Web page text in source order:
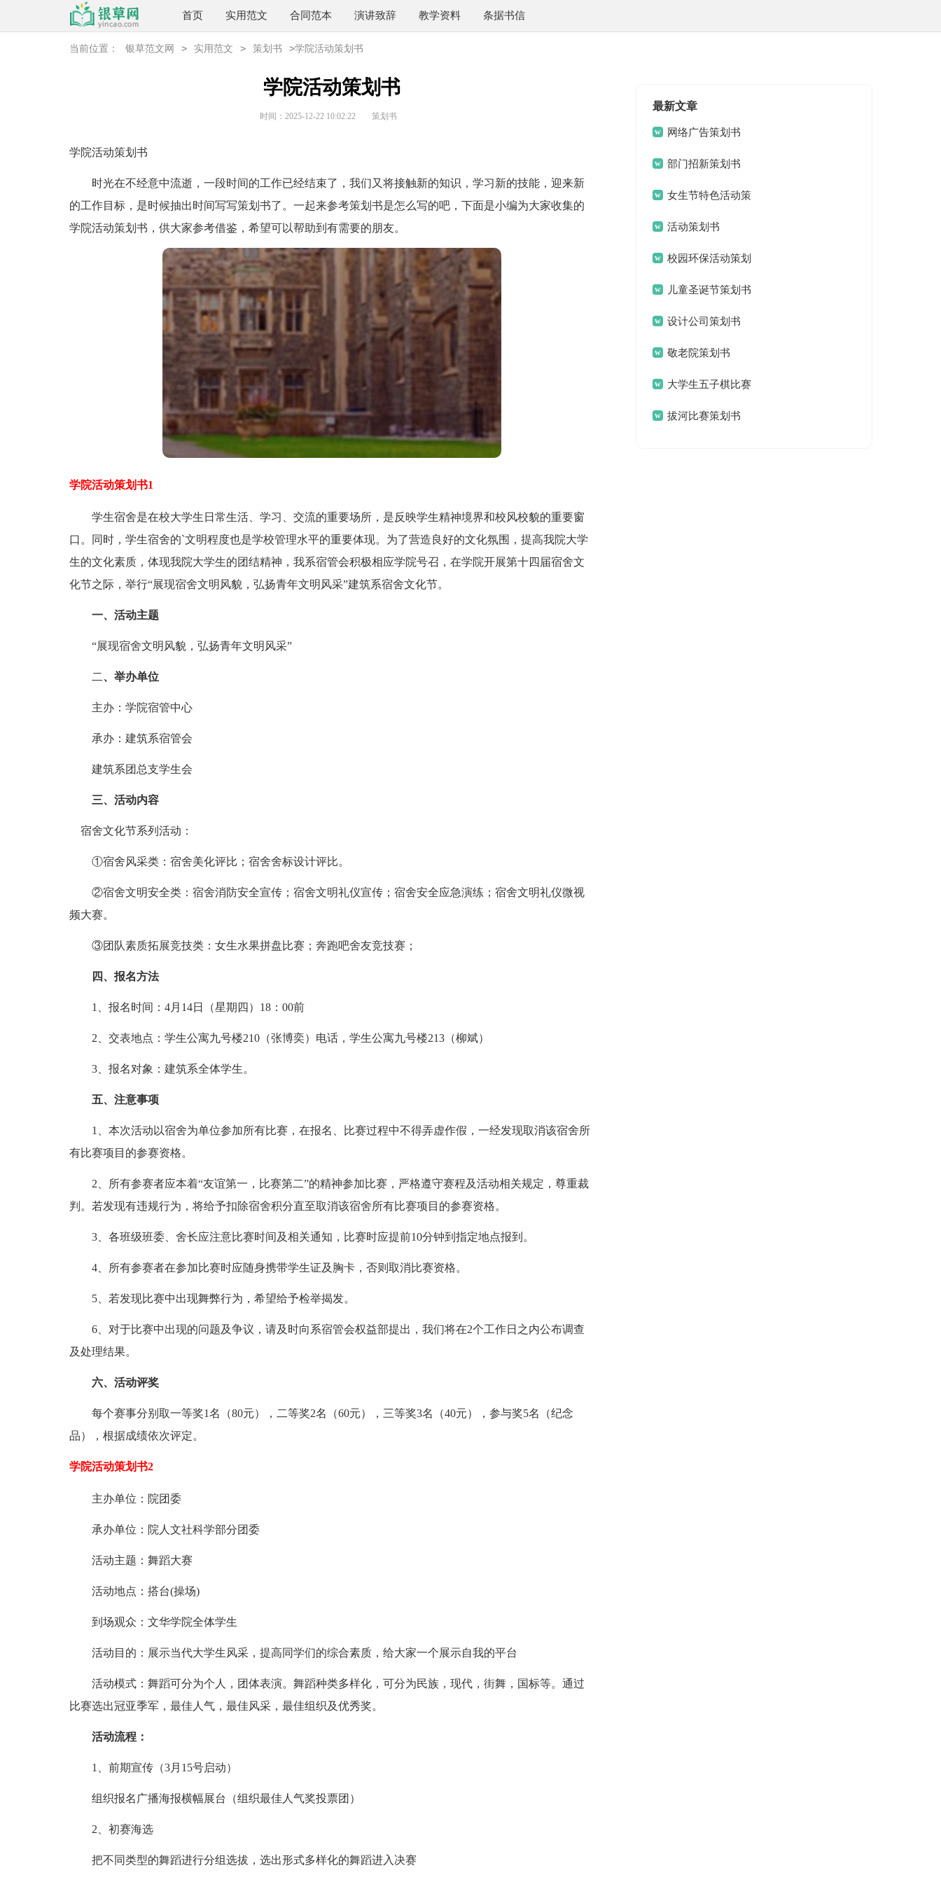
首页 实用范文 合同范本 演讲致辞 教学资料 条据书信
当前位置： 银草范文网 > 实用范文 > 策划书 >学院活动策划书
学院活动策划书
时间：2025-12-22 10:02:22 策划书
学院活动策划书
时光在不经意中流逝，一段时间的工作已经结束了，我们又将接触新的知识，学习新的技能，迎来新
的工作目标，是时候抽出时间写写策划书了。一起来参考策划书是怎么写的吧，下面是小编为大家收集的
学院活动策划书，供大家参考借鉴，希望可以帮助到有需要的朋友。
学院活动策划书1
学生宿舍是在校大学生日常生活、学习、交流的重要场所，是反映学生精神境界和校风校貌的重要窗
口。同时，学生宿舍的`文明程度也是学校管理水平的重要体现。为了营造良好的文化氛围，提高我院大学
生的文化素质，体现我院大学生的团结精神，我系宿管会积极相应学院号召，在学院开展第十四届宿舍文
化节之际，举行“展现宿舍文明风貌，弘扬青年文明风采”建筑系宿舍文化节。
一、活动主题
“展现宿舍文明风貌，弘扬青年文明风采”
二、举办单位
主办：学院宿管中心
承办：建筑系宿管会
建筑系团总支学生会
三、活动内容
宿舍文化节系列活动：
①宿舍风采类：宿舍美化评比；宿舍舍标设计评比。
②宿舍文明安全类：宿舍消防安全宣传；宿舍文明礼仪宣传；宿舍安全应急演练；宿舍文明礼仪微视
频大赛。
③团队素质拓展竞技类：女生水果拼盘比赛；奔跑吧舍友竞技赛；
四、报名方法
1、报名时间：4月14日（星期四）18：00前
2、交表地点：学生公寓九号楼210（张博奕）电话，学生公寓九号楼213（柳斌）
3、报名对象：建筑系全体学生。
五、注意事项
1、本次活动以宿舍为单位参加所有比赛，在报名、比赛过程中不得弄虚作假，一经发现取消该宿舍所
有比赛项目的参赛资格。
2、所有参赛者应本着“友谊第一，比赛第二”的精神参加比赛，严格遵守赛程及活动相关规定，尊重裁
判。若发现有违规行为，将给予扣除宿舍积分直至取消该宿舍所有比赛项目的参赛资格。
3、各班级班委、舍长应注意比赛时间及相关通知，比赛时应提前10分钟到指定地点报到。
4、所有参赛者在参加比赛时应随身携带学生证及胸卡，否则取消比赛资格。
5、若发现比赛中出现舞弊行为，希望给予检举揭发。
6、对于比赛中出现的问题及争议，请及时向系宿管会权益部提出，我们将在2个工作日之内公布调查
及处理结果。
六、活动评奖
每个赛事分别取一等奖1名（80元），二等奖2名（60元），三等奖3名（40元），参与奖5名（纪念
品），根据成绩依次评定。
学院活动策划书2
主办单位：院团委
承办单位：院人文社科学部分团委
活动主题：舞蹈大赛
活动地点：搭台(操场)
到场观众：文华学院全体学生
活动目的：展示当代大学生风采，提高同学们的综合素质，给大家一个展示自我的平台
活动模式：舞蹈可分为个人，团体表演。舞蹈种类多样化，可分为民族，现代，街舞，国标等。通过
比赛选出冠亚季军，最佳人气，最佳风采，最佳组织及优秀奖。
活动流程：
1、前期宣传（3月15号启动）
组织报名广播海报横幅展台（组织最佳人气奖投票团）
2、初赛海选
把不同类型的舞蹈进行分组选拔，选出形式多样化的舞蹈进入决赛
最新文章
网络广告策划书
部门招新策划书
女生节特色活动策
划书活动策划书
校园环保活动策划
书 儿童圣诞节策划书
设计公司策划书
敬老院策划书
大学生五子棋比赛
策划书拔河比赛策划书